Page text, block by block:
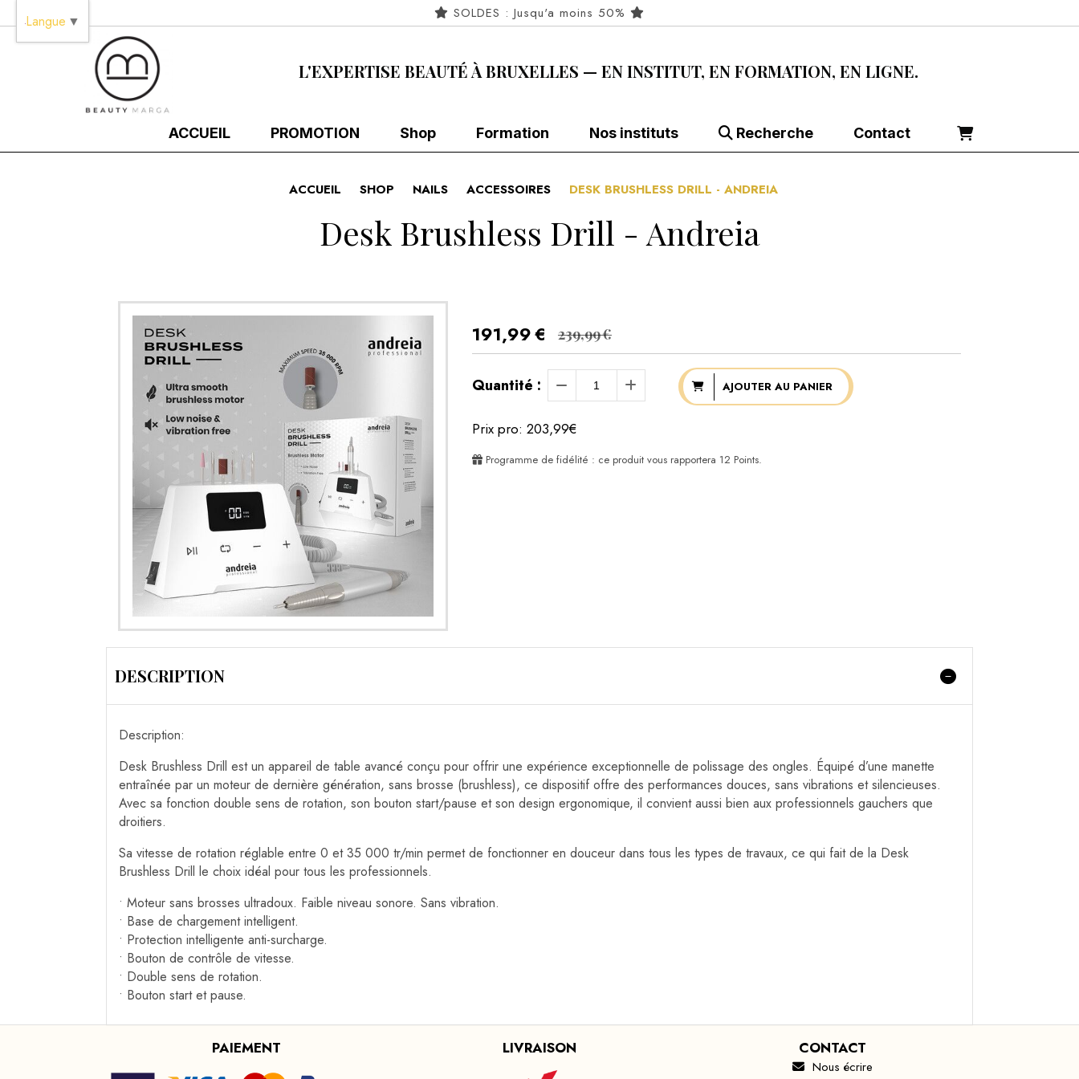
SOLDES : Jusqu'a moins 50%
L'EXPERTISE BEAUTÉ À BRUXELLES — EN INSTITUT, EN FORMATION, EN LIGNE.
ACCUEIL PROMOTION Shop Formation Nos instituts Recherche Contact
ACCUEIL SHOP NAILS ACCESSOIRES DESK BRUSHLESS DRILL - ANDREIA
Desk Brushless Drill - Andreia
191,99€ 239,99€
Quantité : AJOUTER AU PANIER
Prix pro: 203,99€
Programme de fidélité : ce produit vous rapportera 12 Points.
DESCRIPTION
Description:
Desk Brushless Drill est un appareil de table avancé conçu pour offrir une expérience exceptionnelle de polissage des ongles. Équipé d’une manette
entraînée par un moteur de dernière génération, sans brosse (brushless), ce dispositif offre des performances douces, sans vibrations et silencieuses.
Avec sa fonction double sens de rotation, son bouton start/pause et son design ergonomique, il convient aussi bien aux professionnels gauchers que
droitiers.
Sa vitesse de rotation réglable entre 0 et 35 000 tr/min permet de fonctionner en douceur dans tous les types de travaux, ce qui fait de la Desk
Brushless Drill le choix idéal pour tous les professionnels.
• Moteur sans brosses ultradoux. Faible niveau sonore. Sans vibration.
• Base de chargement intelligent.
• Protection intelligente anti-surcharge.
• Bouton de contrôle de vitesse.
• Double sens de rotation.
• Bouton start et pause.
PAIEMENT LIVRAISON CONTACT
 Nous écrire
Langue ▼